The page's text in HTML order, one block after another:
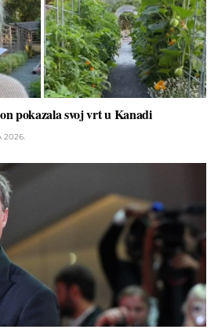
pokazala svoj vrt u Kanadi
2026.